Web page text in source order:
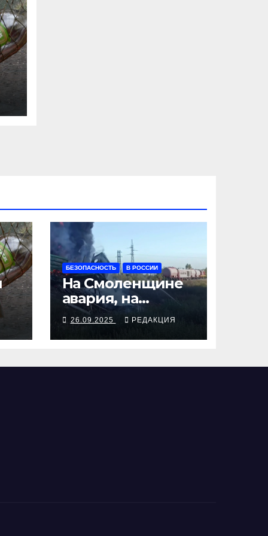
БЕЗОПАСНОСТЬ В РОССИИ
На Смоленщине
авария, на
Псковщине
взрыв
26.09.2025 РЕДАКЦИЯ